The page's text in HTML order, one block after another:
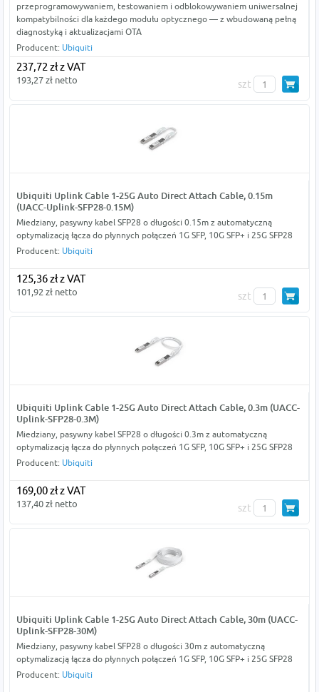
przeprogramowywaniem, testowaniem i odblokowywaniem uniwersalnej
kompatybilności dla każdego modułu optycznego — z wbudowaną pełną
diagnostyką i aktualizacjami OTA
Producent: Ubiquiti
237,72 zł z VAT
193,27 zł netto szt
Ubiquiti Uplink Cable 1-25G Auto Direct Attach Cable, 0.15m
(UACC-Uplink-SFP28-0.15M)
Miedziany, pasywny kabel SFP28 o długości 0.15m z automatyczną
optymalizacją łącza do płynnych połączeń 1G SFP, 10G SFP+ i 25G SFP28
Producent: Ubiquiti
125,36 zł z VAT
101,92 zł netto szt
Ubiquiti Uplink Cable 1-25G Auto Direct Attach Cable, 0.3m (UACC-
Uplink-SFP28-0.3M)
Miedziany, pasywny kabel SFP28 o długości 0.3m z automatyczną
optymalizacją łącza do płynnych połączeń 1G SFP, 10G SFP+ i 25G SFP28
Producent: Ubiquiti
169,00 zł z VAT
137,40 zł netto szt
Ubiquiti Uplink Cable 1-25G Auto Direct Attach Cable, 30m (UACC-
Uplink-SFP28-30M)
Miedziany, pasywny kabel SFP28 o długości 30m z automatyczną
optymalizacją łącza do płynnych połączeń 1G SFP, 10G SFP+ i 25G SFP28
Producent: Ubiquiti